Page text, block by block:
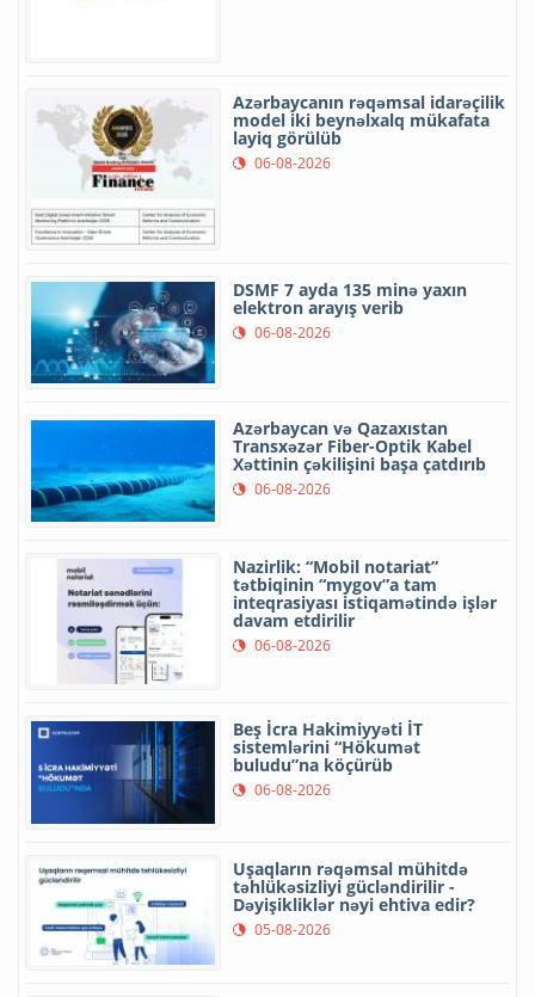
Azərbaycanın rəqəmsal idarəçilik
model iki beynəlxalq mükafata
layiq görülüb
06-08-2026
DSMF 7 ayda 135 minə yaxın
elektron arayış verib
06-08-2026
Azərbaycan və Qazaxıstan
Transxəzər Fiber-Optik Kabel
Xəttinin çəkilişini başa çatdırıb
06-08-2026
Nazirlik: “Mobil notariat”
tətbiqinin “mygov”a tam
inteqrasiyası istiqamətində işlər
davam etdirilir
06-08-2026
Beş İcra Hakimiyyəti İT
sistemlərini “Hökumət
buludu”na köçürüb
06-08-2026
Uşaqların rəqəmsal mühitdə
təhlükəsizliyi gücləndirilir -
Dəyişikliklər nəyi ehtiva edir?
05-08-2026